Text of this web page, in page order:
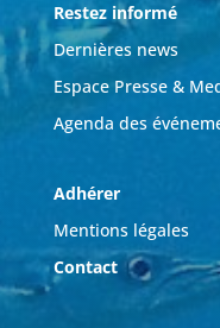
Restez informé
Dernières news
Espace Presse &
Agenda des
Adhérer
Mentions légales
Contact